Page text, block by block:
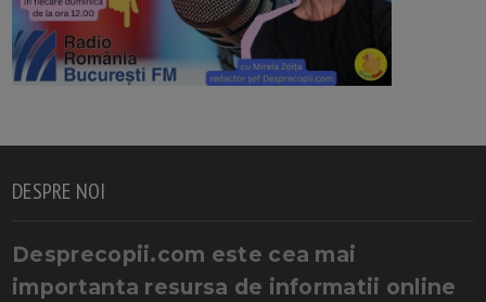
DESPRE NOI
Desprecopii.com este cea mai
importanta resursa de informatii online